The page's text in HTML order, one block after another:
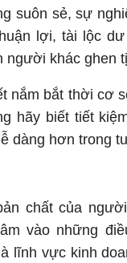
suôn sẻ, sự
lợi, tài lộc
người khác ghen
nắm bắt thời cơ
hãy biết tiết
dàng hơn trong
chất của
vào những
lĩnh vực kinh